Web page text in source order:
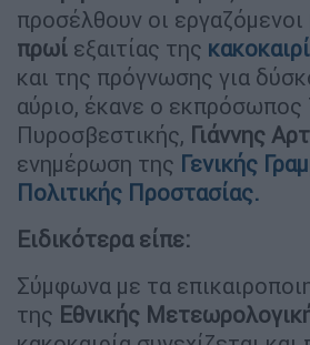
προσέλθουν οι εργαζόμενοι
πρωί εξαιτίας της
και της πρόγνωσης για
αύριο, έκανε ο εκπρόσωπος
Πυροσβεστικής, Γιάννης
ενημέρωση της Γενικής
Πολιτικής Προστασίας.
Ειδικότερα είπε:
Σύμφωνα με τα
της Εθνικής